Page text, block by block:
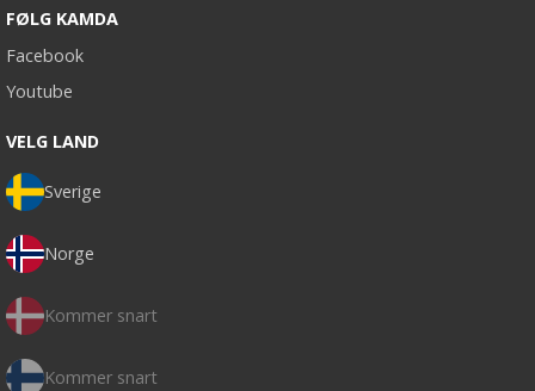
FØLG KAMDA
Facebook
Youtube
VELG LAND
Sverige
Norge
Kommer snart
Kommer snart